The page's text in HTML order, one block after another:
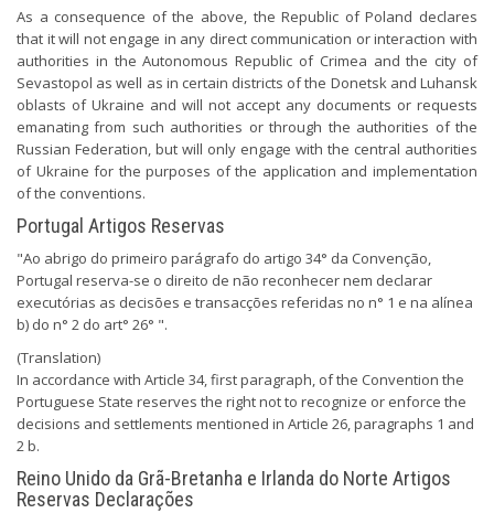
As a consequence of the above, the Republic of Poland declares
that it will not engage in any direct communication or interaction with
authorities in the Autonomous Republic of Crimea and the city of
Sevastopol as well as in certain districts of the Donetsk and Luhansk
oblasts of Ukraine and will not accept any documents or requests
emanating from such authorities or through the authorities of the
Russian Federation, but will only engage with the central authorities
of Ukraine for the purposes of the application and implementation
of the conventions.
Portugal Artigos Reservas
"Ao abrigo do primeiro parágrafo do artigo 34° da Convenção,
Portugal reserva-se o direito de não reconhecer nem declarar
executórias as decisões e transacções referidas no n° 1 e na alínea
b) do n° 2 do art° 26° ".
(Translation)
In accordance with Article 34, first paragraph, of the Convention the
Portuguese State reserves the right not to recognize or enforce the
decisions and settlements mentioned in Article 26, paragraphs 1 and
2 b.
Reino Unido da Grã-Bretanha e Irlanda do Norte Artigos
Reservas Declarações